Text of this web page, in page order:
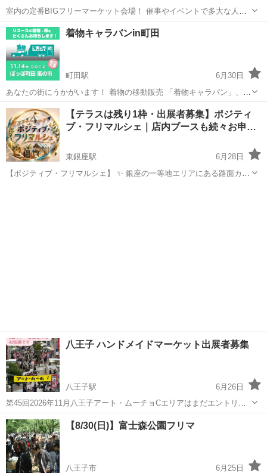
室内の定番BIGフリーマーケット会場！ 催事やイベントで多大な人気
を誇るTOCビル！ 約300店のお店が並ぶ予定です。 13:30〜大人気の
キッズフリマも開催。 ■開催場所 TOCビル13階グランドホールにて ...
東京 品川区 五反田駅 フリーマーケット
着物キャラバンin町田
町田駅
6月30日
あなたの街にうかがいます！ 着物の移動販売 「着物キャラバン」、
ぽっぽ町田蚤の市に出店します！ 着物キャラバンin町田 日 時
11/14（土）10時～17時 場 所 ぽっぽ町田 交 通 町田駅から徒歩
3...
東京 町田市 フリーマーケット 蚤の市
【テラスは残り1枠・出展者募集】ポジティ
ブ・フリマルシェ｜店内ブースも続々お申…
東銀座駅
6月28日
【ポジティブ・フリマルシェ】 ✨ 銀座の一等地エリアにある路面カフ
八王子 ハンドメイドマーケット出展者募集
八王子駅
6月26日
第45回2026年11月八王子アート・ムーチョCエリアはまだエントリー
可能です。 開催日程：2026年11月14日（土）15日（日）10:00〜17:00
■■■募集中内容■■■ ・Aエリア残り2ブース募集中 ・B...
東京 八王子市 八王子駅 フリーマーケット
【8/30(日)】富士森公園フリマ
八王子市
6月25日